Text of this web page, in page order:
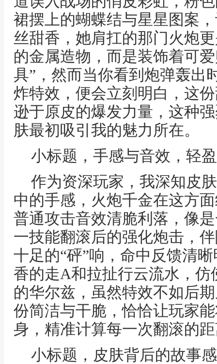
裙摆上的蝴蝶结与星星图案
丝甜香，她肩扛的那门火炮
的金属造物，而是装饰着可
具”，然而当你看到炮弹轰出
炸特效，便会立刻明白，这
逊于原皮的爆发力量，这种
肤最初吸引我的魅力所在。
小标题，手感与音效，轻
作为资深玩家，我深知皮
中的手感，火炮千金在这方
普通攻击音效清脆利落，像
一技能翻滚后的强化炮击，
十足的“砰”响，命中反馈清
香的走A和拉扯行云流水，
的华尔兹，虽然特效不如后
份简洁与干脆，恰恰让玩家
身，精准计算每一次翻滚的
小标题，皮肤背后的故事